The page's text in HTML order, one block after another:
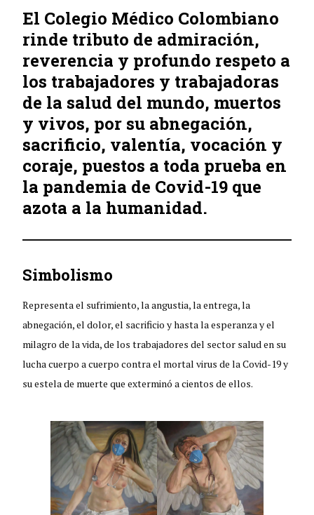
El Colegio Médico Colombiano
rinde tributo de admiración,
reverencia y profundo respeto a
los trabajadores y trabajadoras
de la salud del mundo, muertos
y vivos, por su abnegación,
sacrificio, valentía, vocación y
coraje, puestos a toda prueba en
la pandemia de Covid-19 que
azota a la humanidad.
Simbolismo
Representa el sufrimiento, la angustia, la entrega, la
abnegación, el dolor, el sacrificio y hasta la esperanza y el
milagro de la vida, de los trabajadores del sector salud en su
lucha cuerpo a cuerpo contra el mortal virus de la Covid-19 y
su estela de muerte que exterminó a cientos de ellos.